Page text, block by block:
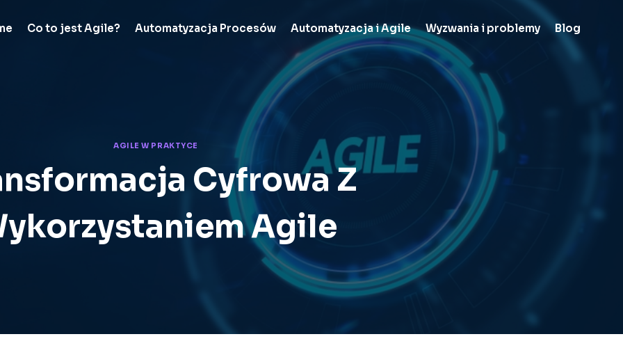
Co to jest Agile? Automatyzacja Procesów Automatyzacja i Agile Wyzwania i problemy Blog
AGILE W PRAKTYCE
Cyfrowa Z
Agile